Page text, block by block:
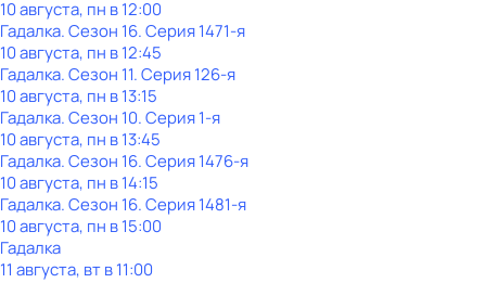
10 августа, пн в 12:00
Гадалка. Сезон 16. Серия 1471-я
10 августа, пн в 12:45
Гадалка. Сезон 11. Серия 126-я
10 августа, пн в 13:15
Гадалка. Сезон 10. Серия 1-я
10 августа, пн в 13:45
Гадалка. Сезон 16. Серия 1476-я
10 августа, пн в 14:15
Гадалка. Сезон 16. Серия 1481-я
10 августа, пн в 15:00
Гадалка
11 августа, вт в 11:00